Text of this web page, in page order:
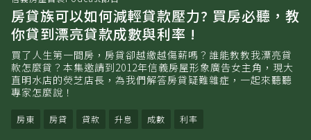
房貸族可以如何減輕貸款壓力? 買房必聽，教
你貸到漂亮貸款成數與利率 !
買了人生第一間房，房貸卻越繳越傷薪嗎？誰能教教我漂亮貸
款怎麼貸？本集邀請到2012年信義房屋形象廣告女主角，現大
直明水店的熒芝店長，為我們解答房貸疑難雜症，一起來聽聽
專家怎麼說！
房東 房貸 貸款 升息 成數 利率